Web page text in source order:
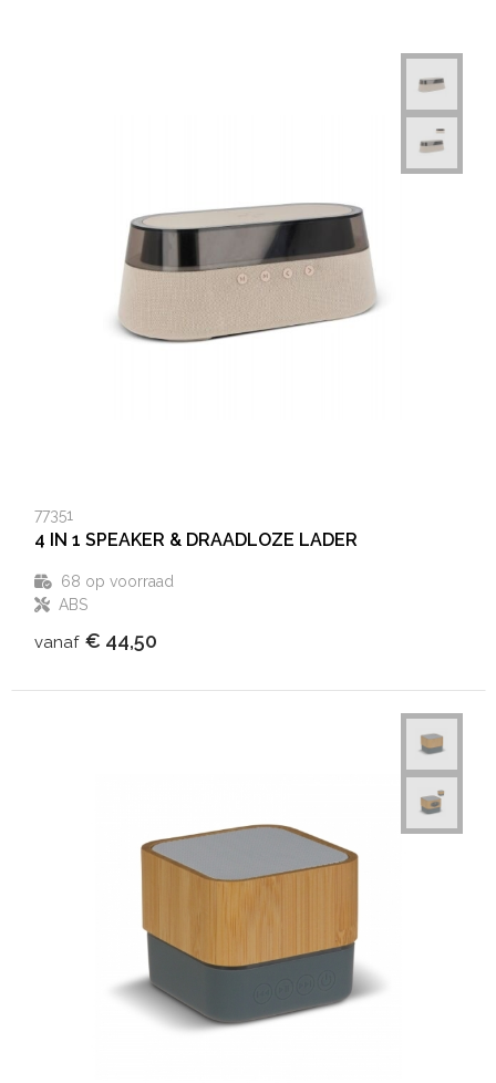
77351
4 IN 1 SPEAKER & DRAADLOZE LADER
68 op voorraad
ABS
vanaf € 44,50